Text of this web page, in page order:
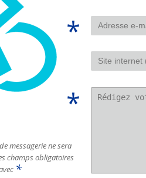
messagerie ne sera
champs obligatoires
*